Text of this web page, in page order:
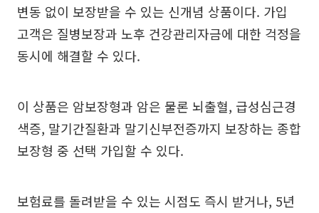
변동 없이 보장받을 수 있는 신개념 상품이다. 가입
고객은 질병보장과 노후 건강관리자금에 대한 걱정을
동시에 해결할 수 있다.
이 상품은 암보장형과 암은 물론 뇌출혈, 급성심근경
색증, 말기간질환과 말기신부전증까지 보장하는 종합
보장형 중 선택 가입할 수 있다.
보험료를 돌려받을 수 있는 시점도 즉시 받거나, 5년